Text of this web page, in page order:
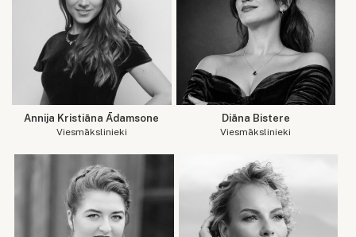
Annija Kristiāna Ādamsone
Viesmākslinieki
Diāna Bistere
Viesmākslinieki